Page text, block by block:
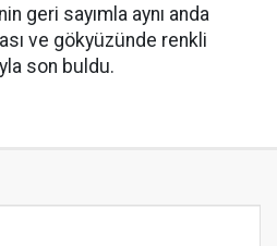
geri sayımla aynı anda
ve gökyüzünde renkli
son buldu.